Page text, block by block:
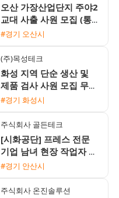
오산 가장산업단지 주야2
교대 사출 사원 모집 (통
근버스 운행 및 제수당 지
#경기 오산시
(주)목성테크
화성 지역 단순 생산 및
제품 검사 사원 모집 무료
기숙사와 식사 제공
#경기 화성시
주식회사 골든테크
[시화공단] 프레스 전문
기업 남녀 현장 작업자 모
집 (초보 가능)
#경기 안산시
주식회사 온진솔루션